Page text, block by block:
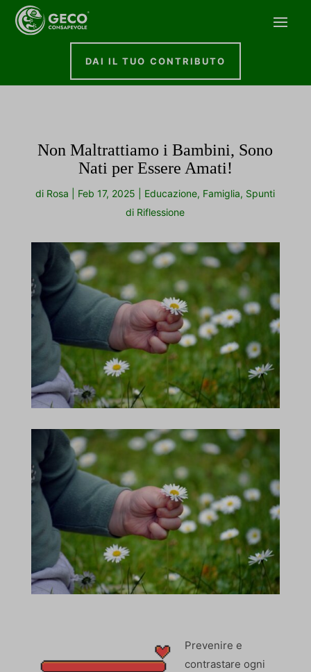
DAI IL TUO CONTRIBUTO
Non Maltrattiamo i Bambini, Sono
Nati per Essere Amati!
di Rosa Feb 17, 2025 Educazione, Famiglia, Spunti
di Riflessione
Prevenire e
contrastare ogni